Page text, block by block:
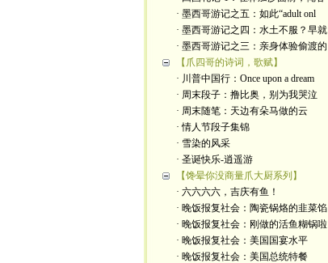
· 墨西哥游记之五：如此“adult onl
· 墨西哥游记之四：水土不服？早就
· 墨西哥游记之三：亲身体验偷渡的
【爪四哥的诗词，歌赋】
· 川普中国行：Once upon a dream
· 周末段子：撸比奥，别为我哭泣
· 周末随笔：天边有朵马做的云
· 情人节段子集锦
· 雪染的风采
· 圣诞快乐-逍遥游
【馋晕你没商量爪大厨系列】
· 六六六六，吉庆有鱼！
· 晚饭报复社会：陶瓷锅烙的韭菜馅
· 晚饭报复社会：刚做的活鱼糊锅啦
· 晚饭报复社会：美国国宴水平
· 晚饭报复社会：美国总统特餐